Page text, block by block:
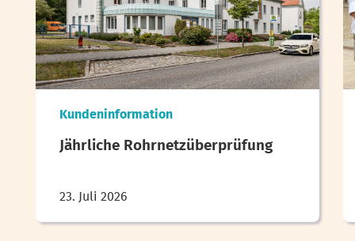
Kundeninformation
Jährliche Rohrnetzüberprüfung
23. Juli 2026